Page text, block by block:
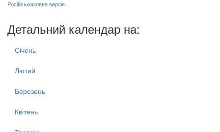
Російськомовна версія
Детальний календар на:
Січень
Лютий
Березень
Квітень